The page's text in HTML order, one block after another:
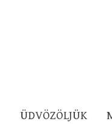
ÜDVÖZÖLJÜK